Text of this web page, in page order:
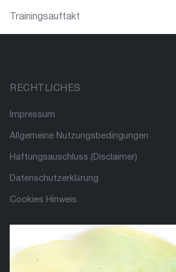
Trainingsauftakt
RECHTLICHES
Impressum
Allgemeine Nutzungsbedingungen
Haftungsauschluss (Disclaimer)
Datenschutzerklärung
Cookies Hinweis